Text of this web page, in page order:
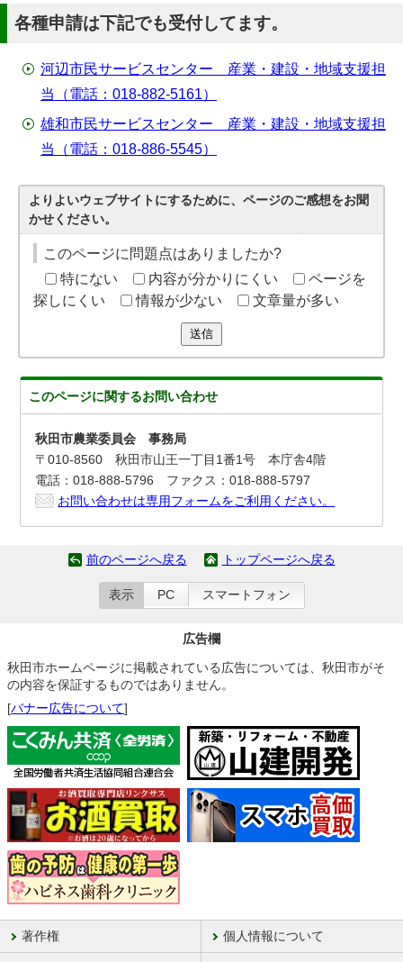
各種申請は下記でも受付してます。
河辺市民サービスセンター 産業・建設・地域支援担
当（電話：018-882-5161）
雄和市民サービスセンター 産業・建設・地域支援担
当（電話：018-886-5545）
よりよいウェブサイトにするために、ページのご感想をお聞
かせください。
このページに問題点はありましたか?
特にない
内容が分かりにくい
ページを
探しにくい
情報が少ない 文章量が多い
送信
このページに関するお問い合わせ
秋田市農業委員会 事務局
〒010-8560 秋田市山王一丁目1番1号 本庁舎4階
電話：018-888-5796 ファクス：018-888-5797
お問い合わせは専用フォームをご利用ください。
前のページへ戻る トップページへ戻る
表示 PC スマートフォン
広告欄
秋田市ホームページに掲載されている広告については、秋田市がそ
の内容を保証するものではありません。
[バナー広告について]
著作権 個人情報について